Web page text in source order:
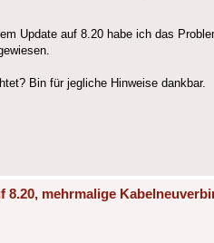
Update auf 8.20 habe ich das
Bin für jegliche Hinweise dankbar.
mehrmalige